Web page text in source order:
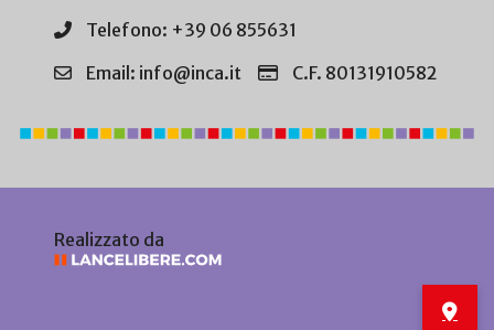
Telefono: +39 06 855631
Email: info@inca.it
C.F. 80131910582
Realizzato da